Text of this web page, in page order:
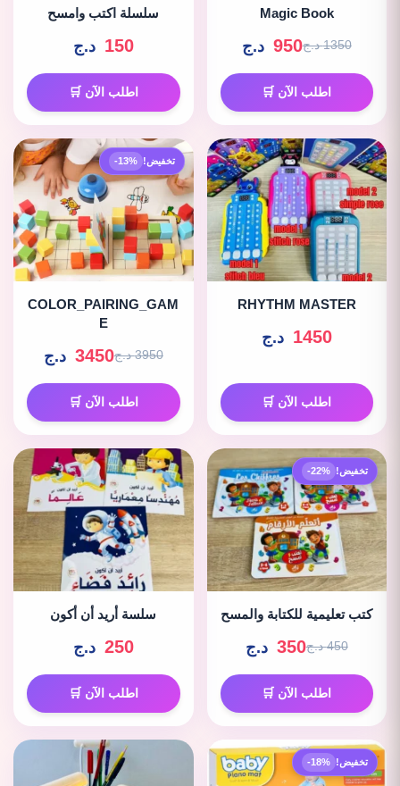
Magic Book
1350 د.ج 950 د.ج
اطلب الآن 🛒
سلسلة اكتب وامسح
150 د.ج
اطلب الآن 🛒
RHYTHM MASTER
1450 د.ج
اطلب الآن 🛒
تخفيض! -13%
COLOR_PAIRING_GAM
E
3950 د.ج 3450 د.ج
اطلب الآن 🛒
تخفيض! -22%
كتب تعليمية للكتابة والمسح
450 د.ج 350 د.ج
اطلب الآن 🛒
سلسة أريد أن أكون
250 د.ج
اطلب الآن 🛒
تخفيض! -18%